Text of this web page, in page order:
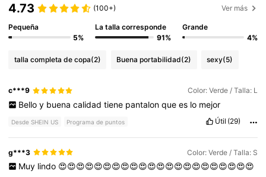
4.73 (100+) Ver más
Pequeña
5%
La talla corresponde
91%
Grande
4%
talla completa de copa(2) Buena portabilidad(2) sexy(5)
c***9 Color: Verde / Talla: L
Bello y buena calidad tiene pantalon que es lo mejor
Desde SHEIN US Programa de puntos Útil (29)
g***3 Color: Verde / Talla: S
Muy lindo 😍😍😍😍😍😍😍😍😍😍😍😍😍😍😍😍😍😍😍😍😍😍